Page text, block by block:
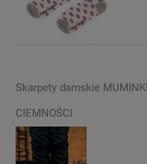
Skarpety damskie
CIEMNOŚCI